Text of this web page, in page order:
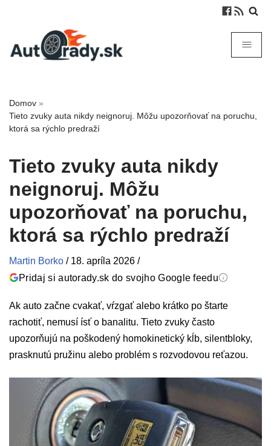
Domov »
Tieto zvuky auta nikdy neignoruj. Môžu upozorňovať na poruchu,
ktorá sa rýchlo predraží
Tieto zvuky auta nikdy
neignoruj. Môžu
upozorňovať na poruchu,
ktorá sa rýchlo predraží
Martin Borko / 18. apríla 2026 /
Pridaj si autorady.sk do svojho Google feedu
Ak auto začne cvakať, vŕzgať alebo krátko po štarte
rachotiť, nemusí ísť o banalitu. Tieto zvuky často
upozorňujú na poškodený homokinetický kĺb, silentbloky,
prasknutú pružinu alebo problém s rozvodovou reťazou.